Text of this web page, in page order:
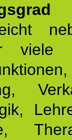
viele